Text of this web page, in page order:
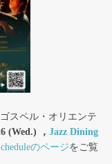
スペル・オリエンテ
(Wed.) ， Jazz Dining
のページをご覧